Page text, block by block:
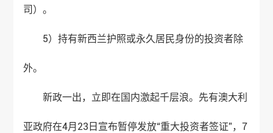
司）。
5）持有新西兰护照或永久居民身份的投资者除
外。
新政一出，立即在国内激起千层浪。先有澳大利
亚政府在4月23日宣布暂停发放“重大投资者签证”，7